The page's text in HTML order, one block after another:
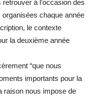
retrouver à l’occasion des
chaque année
le contexte
la deuxième année
“que nous
importants pour la
raison nous impose de